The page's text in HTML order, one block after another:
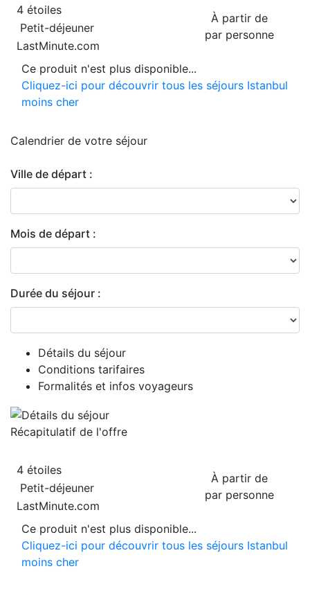
À partir de
par personne
4 étoiles
Petit-déjeuner
LastMinute.com
Ce produit n'est plus disponible...
Cliquez-ici pour découvrir tous les séjours Istanbul
moins cher
Calendrier de votre séjour
Ville de départ :
Mois de départ :
Durée du séjour :
Détails du séjour
Conditions tarifaires
Formalités et infos voyageurs
Récapitulatif de l'offre
À partir de
par personne
4 étoiles
Petit-déjeuner
LastMinute.com
Ce produit n'est plus disponible...
Cliquez-ici pour découvrir tous les séjours Istanbul
moins cher